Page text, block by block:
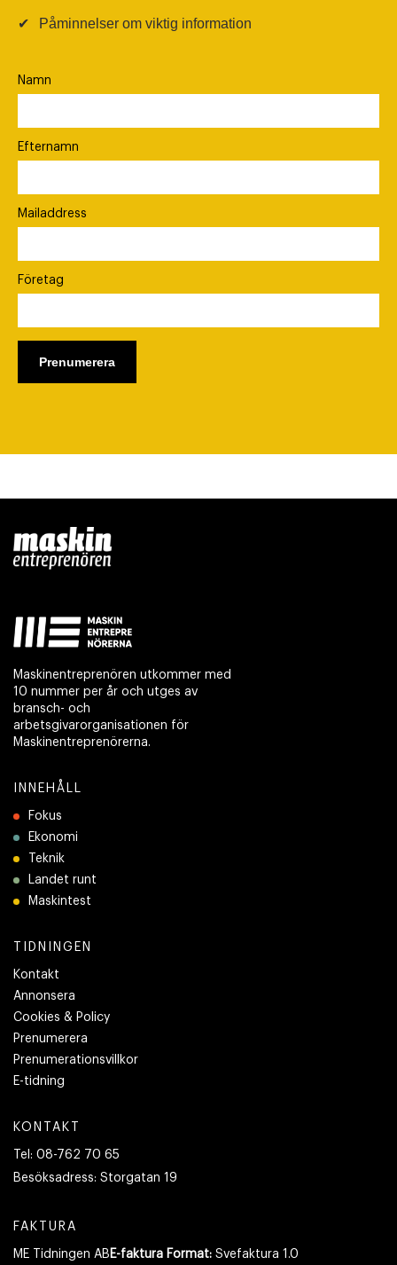
✔ Påminnelser om viktig information
Namn
Efternamn
Mailaddress
Företag
Maskinentreprenören utkommer med
10 nummer per år och utges av
bransch- och
arbetsgivarorganisationen för
Maskinentreprenörerna.
INNEHÅLL
Fokus
Ekonomi
Teknik
Landet runt
Maskintest
TIDNINGEN
Kontakt
Annonsera
Cookies & Policy
Prenumerera
Prenumerationsvillkor
E-tidning
KONTAKT
Tel: 08-762 70 65
Besöksadress: Storgatan 19
FAKTURA
ME Tidningen AB E-faktura Format: Svefaktura 1.0